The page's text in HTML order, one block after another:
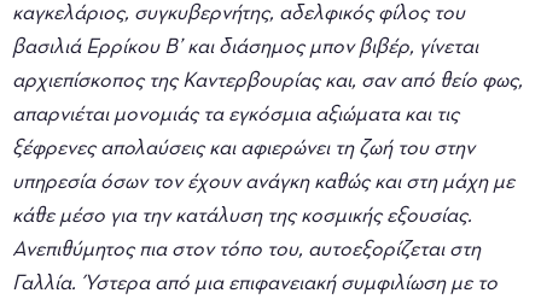
καγκελάριος, συγκυβερνήτης, αδελφικός φίλος του
βασιλιά Ερρίκου Β’ και διάσημος μπον βιβέρ, γίνεται
αρχιεπίσκοπος της Καντερβουρίας και, σαν από θείο φως,
απαρνιέται μονομιάς τα εγκόσμια αξιώματα και τις
ξέφρενες απολαύσεις και αφιερώνει τη ζωή του στην
υπηρεσία όσων τον έχουν ανάγκη καθώς και στη μάχη με
κάθε μέσο για την κατάλυση της κοσμικής εξουσίας.
Ανεπιθύμητος πια στον τόπο του, αυτοεξορίζεται στη
Γαλλία. Ύστερα από μια επιφανειακή συμφιλίωση με το